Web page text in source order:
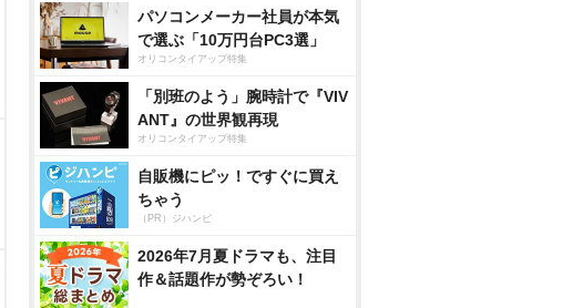
パソコンメーカー社員が本気
で選ぶ「10万円台PC3選」
オリコンタイアップ特集
「別班のよう」腕時計で『VIV
ANT』の世界観再現
オリコンタイアップ特集
自販機にピッ！ですぐに買え
ちゃう
（PR）ジハンピ
2026年7月夏ドラマも、注目
作＆話題作が勢ぞろい！